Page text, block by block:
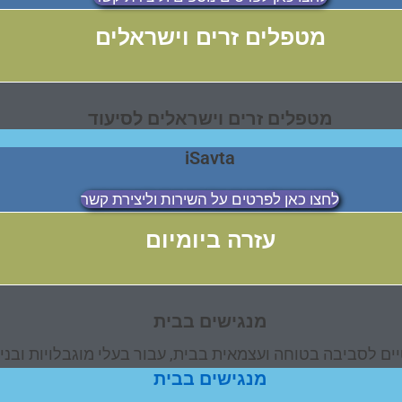
מטפלים זרים וישראלים
מטפלים זרים וישראלים לסיעוד
iSavta
לחצו כאן לפרטים על השירות וליצירת קשר
עזרה ביומיום
מנגישים בבית
לסביבה בטוחה ועצמאית בבית, עבור בעלי מוגבלויות
מנגישים בבית